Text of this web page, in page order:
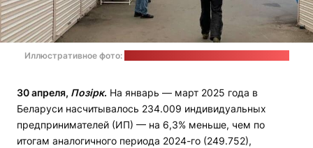
Иллюстративное фото:
30 апреля, Позірк. На январь — март 2025 года в
Беларуси насчитывалось 234.009 индивидуальных
предпринимателей (ИП) — на 6,3% меньше, чем по
итогам аналогичного периода 2024-го (249.752),